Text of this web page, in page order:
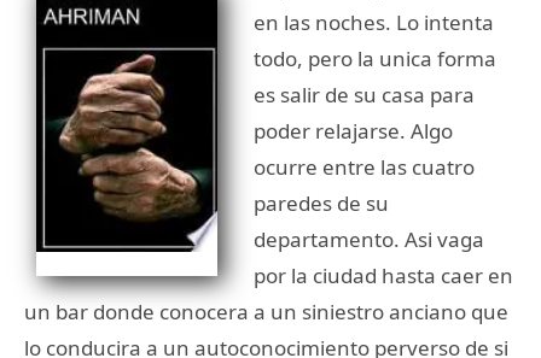
en las noches. Lo intenta
todo, pero la unica forma
es salir de su casa para
poder relajarse. Algo
ocurre entre las cuatro
paredes de su
departamento. Asi vaga
por la ciudad hasta caer en
un bar donde conocera a un siniestro anciano que
lo conducira a un autoconocimiento perverso de si